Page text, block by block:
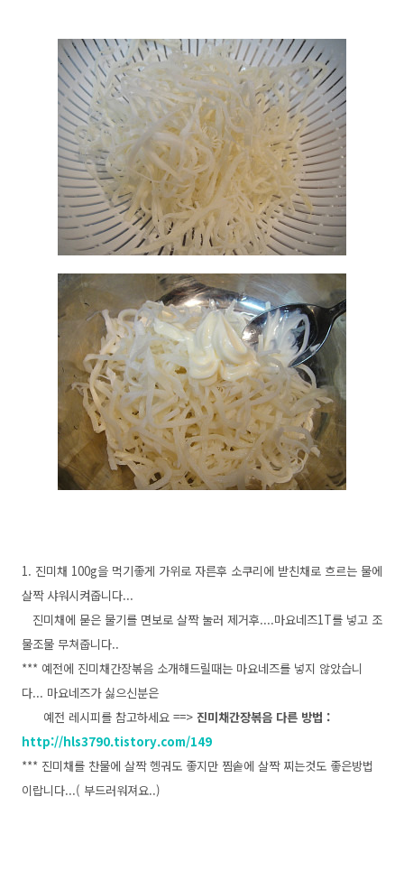
1. 진미채 100g을 먹기좋게 가위로 자른후 소쿠리에 받친채로 흐르는 물에
살짝 샤워시켜줍니다...
진미채에 묻은 물기를 면보로 살짝 눌러 제거후....마요네즈1T를 넣고 조
물조물 무쳐줍니다..
*** 예전에 진미채간장볶음 소개해드릴때는 마요네즈를 넣지 않았습니
다... 마요네즈가 싫으신분은
예전 레시피를 참고하세요 ==> 진미채간장볶음 다른 방법 :
http://hls3790.tistory.com/149
*** 진미채를 찬물에 살짝 헹궈도 좋지만 찜솥에 살짝 찌는것도 좋은방법
이랍니다...( 부드러워져요..)